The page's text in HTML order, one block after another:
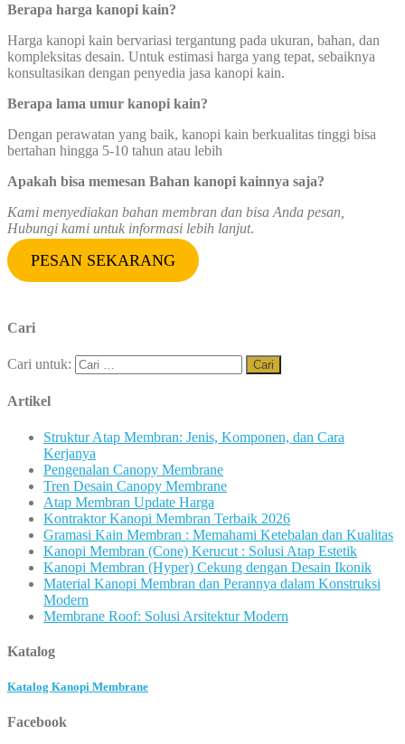
Berapa harga kanopi kain?
Harga kanopi kain bervariasi tergantung pada ukuran, bahan, dan
kompleksitas desain. Untuk estimasi harga yang tepat, sebaiknya
konsultasikan dengan penyedia jasa kanopi kain.
Berapa lama umur kanopi kain?
Dengan perawatan yang baik, kanopi kain berkualitas tinggi bisa
bertahan hingga 5-10 tahun atau lebih
Apakah bisa memesan Bahan kanopi kainnya saja?
Kami menyediakan bahan membran dan bisa Anda pesan,
Hubungi kami untuk informasi lebih lanjut.
PESAN SEKARANG
Cari
Cari untuk:
Artikel
Struktur Atap Membran: Jenis, Komponen, dan Cara
Kerjanya
Pengenalan Canopy Membrane
Tren Desain Canopy Membrane
Atap Membran Update Harga
Kontraktor Kanopi Membran Terbaik 2026
Gramasi Kain Membran : Memahami Ketebalan dan Kualitas
Kanopi Membran (Cone) Kerucut : Solusi Atap Estetik
Kanopi Membran (Hyper) Cekung dengan Desain Ikonik
Material Kanopi Membran dan Perannya dalam Konstruksi
Modern
Membrane Roof: Solusi Arsitektur Modern
Katalog
Katalog Kanopi Membrane
Facebook